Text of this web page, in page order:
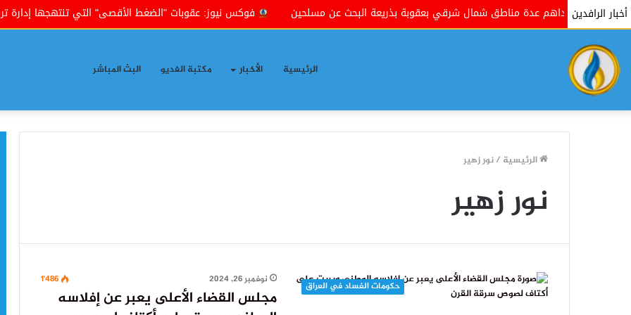
أخبار الرافدينتداهم عدة مناطق شمال شرقي بعقوبة بذريعة البحث عن مسلحين فوكس نيوز: عقوبات "الضغط الأقصى" التي تنتهجها إدارة ترامب
الرئيسية الأخبار مكتبة الفديو البث المباشر
الرئيسية /نور زهير
نور زهير
حكومات الفساد في العراق نوفمبر 26, 2024 1٬486
مجلس القضاء الأعلى يعبر عن إفلاسه